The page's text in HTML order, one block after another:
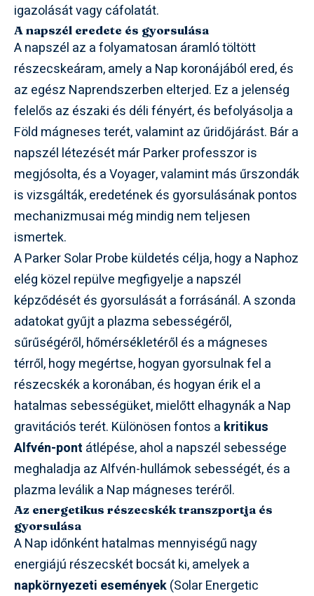
igazolását vagy cáfolatát.
A napszél eredete és gyorsulása
A napszél az a folyamatosan áramló töltött
részecskeáram, amely a Nap koronájából ered, és
az egész Naprendszerben elterjed. Ez a jelenség
felelős az északi és déli fényért, és befolyásolja a
Föld mágneses terét, valamint az űridőjárást. Bár a
napszél létezését már Parker professzor is
megjósolta, és a Voyager, valamint más űrszondák
is vizsgálták, eredetének és gyorsulásának pontos
mechanizmusai még mindig nem teljesen
ismertek.
A Parker Solar Probe küldetés célja, hogy a Naphoz
elég közel repülve megfigyelje a napszél
képződését és gyorsulását a forrásánál. A szonda
adatokat gyűjt a plazma sebességéről,
sűrűségéről, hőmérsékletéről és a mágneses
térről, hogy megértse, hogyan gyorsulnak fel a
részecskék a koronában, és hogyan érik el a
hatalmas sebességüket, mielőtt elhagynák a Nap
gravitációs terét. Különösen fontos a kritikus
Alfvén-pont átlépése, ahol a napszél sebessége
meghaladja az Alfvén-hullámok sebességét, és a
plazma leválik a Nap mágneses teréről.
Az energetikus részecskék transzportja és
gyorsulása
A Nap időnként hatalmas mennyiségű nagy
energiájú részecskét bocsát ki, amelyek a
napkörnyezeti események(Solar Energetic